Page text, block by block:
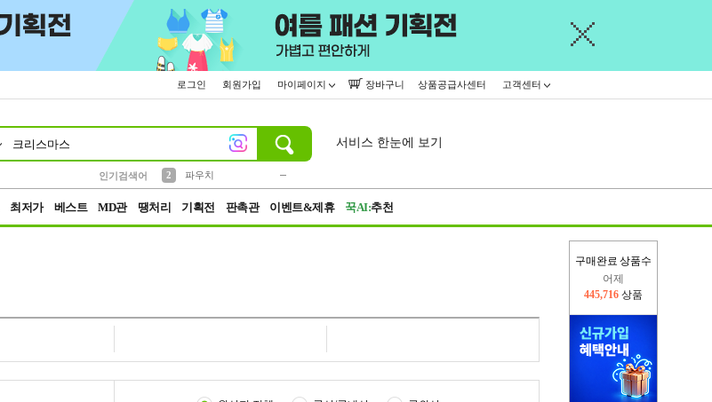
로그인 회원가입 마이페이지 장바구니 상품공급사센터 고객센터
인기검색어
2
파우치
서비스 한눈에 보기
최저가 베스트 MD관 땡처리 기획전 판촉관 이벤트&제휴 꾹AI:추천
구매완료 상품수
어제
445,716 상품